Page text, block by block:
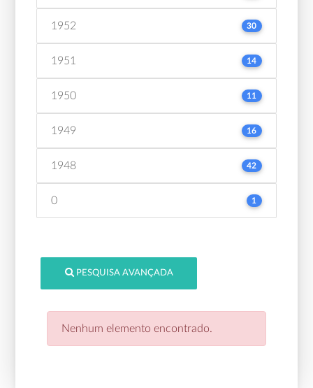
1952 30
1951 14
1950 11
1949 16
1948 42
0 1
PESQUISA AVANÇADA
Nenhum elemento encontrado.